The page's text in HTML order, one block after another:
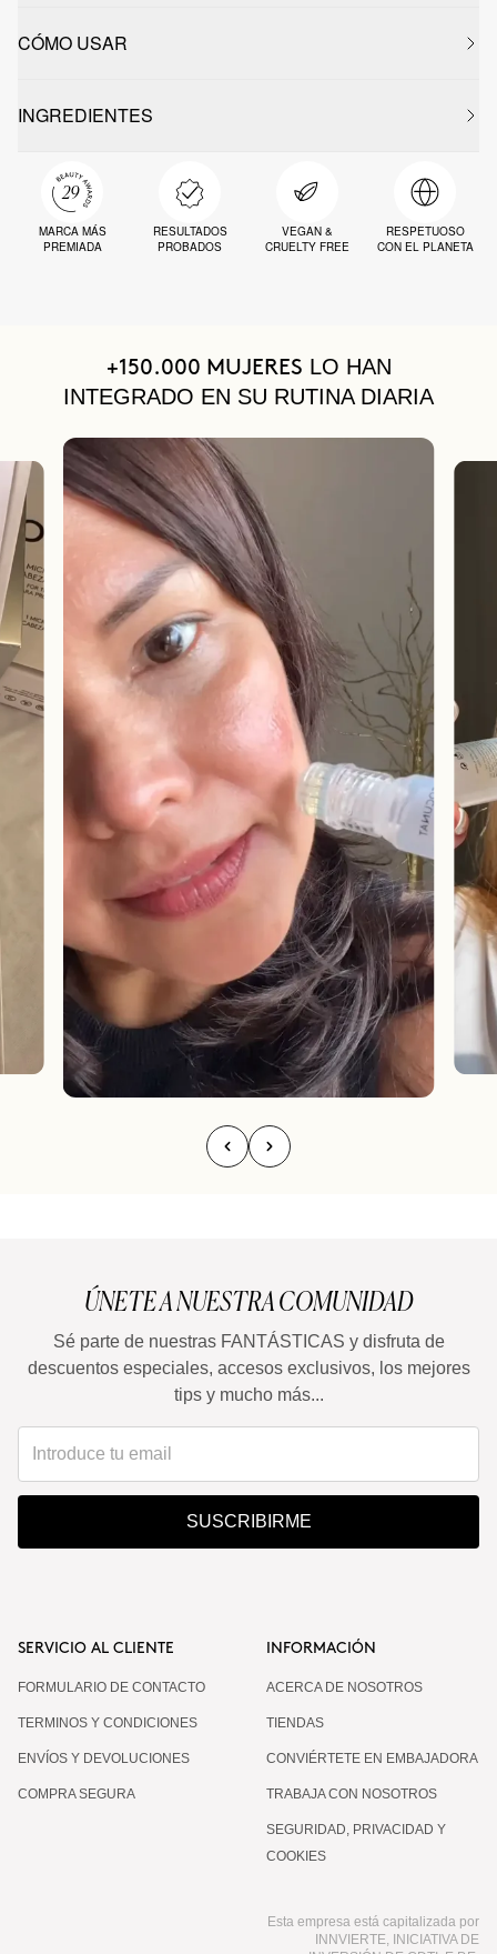
CÓMO USAR
INGREDIENTES
MARCA MÁS
PREMIADA
RESULTADOS
PROBADOS
VEGAN &
CRUELTY FREE
RESPETUOSO
CON EL PLANETA
+150.000 MUJERES LO HAN
INTEGRADO EN SU RUTINA DIARIA
ÚNETE A NUESTRA COMUNIDAD
Sé parte de nuestras FANTÁSTICAS y disfruta de
descuentos especiales, accesos exclusivos, los mejores
tips y mucho más...
SUSCRIBIRME
SERVICIO AL CLIENTE
FORMULARIO DE CONTACTO
TERMINOS Y CONDICIONES
ENVÍOS Y DEVOLUCIONES
COMPRA SEGURA
INFORMACIÓN
ACERCA DE NOSOTROS
TIENDAS
CONVIÉRTETE EN EMBAJADORA
TRABAJA CON NOSOTROS
SEGURIDAD, PRIVACIDAD Y
COOKIES
Esta empresa está capitalizada por
INNVIERTE, INICIATIVA DE